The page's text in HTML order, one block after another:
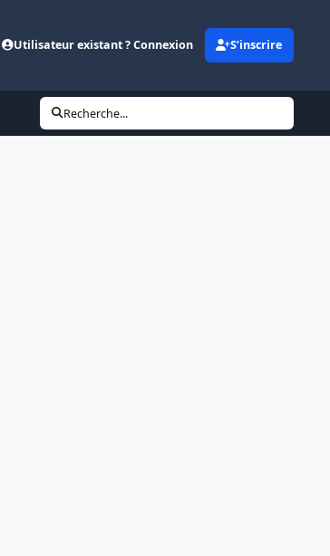
Utilisateur existant ? Connexion S’inscrire
Recherche...